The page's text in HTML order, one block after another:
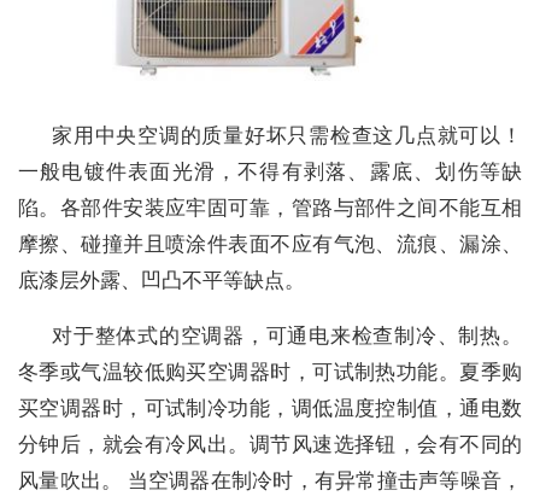
家用中央空调的质量好坏只需检查这几点就可以！
一般电镀件表面光滑，不得有剥落、露底、划伤等缺
陷。各部件安装应牢固可靠，管路与部件之间不能互相
摩擦、碰撞并且喷涂件表面不应有气泡、流痕、漏涂、
底漆层外露、凹凸不平等缺点。
对于整体式的空调器，可通电来检查制冷、制热。
冬季或气温较低购买空调器时，可试制热功能。夏季购
买空调器时，可试制冷功能，调低温度控制值，通电数
分钟后，就会有冷风出。调节风速选择钮，会有不同的
风量吹出。 当空调器在制冷时，有异常撞击声等噪音，